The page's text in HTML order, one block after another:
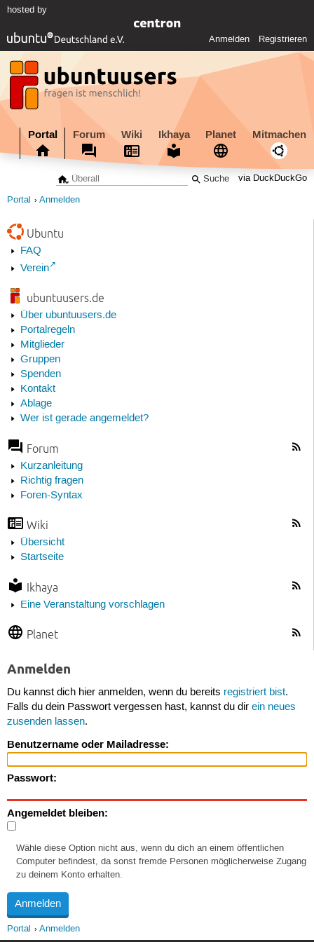
hosted by
Anmelden Registrieren
Portal Forum Wiki Ikhaya Planet Mitmachen
via DuckDuckGo
Portal Anmelden
Ubuntu
FAQ
Verein
ubuntuusers.de
Über ubuntuusers.de
Portalregeln
Mitglieder
Gruppen
Spenden
Kontakt
Ablage
Wer ist gerade angemeldet?
Forum
Kurzanleitung
Richtig fragen
Foren-Syntax
Wiki
Übersicht
Startseite
Ikhaya
Eine Veranstaltung vorschlagen
Planet
Anmelden
Du kannst dich hier anmelden, wenn du bereits registriert bist.
Falls du dein Passwort vergessen hast, kannst du dir ein neues
zusenden lassen.
Benutzername oder Mailadresse:
Passwort:
Angemeldet bleiben:
Wähle diese Option nicht aus, wenn du dich an einem öffentlichen
Computer befindest, da sonst fremde Personen möglicherweise Zugang
zu deinem Konto erhalten.
Portal Anmelden